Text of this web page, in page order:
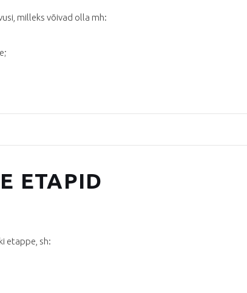
milleks võivad olla mh:
ETAPID
etappe, sh: